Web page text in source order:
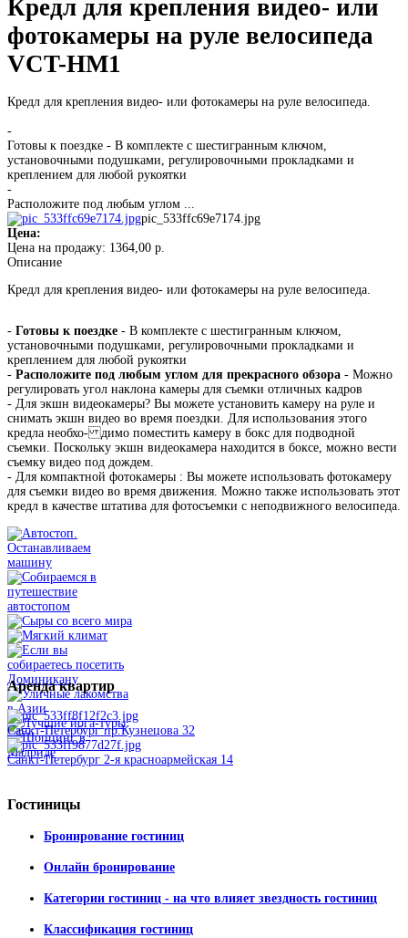
Кредл для крепления видео- или
фотокамеры на руле велосипеда
VCT-HM1
Кредл для крепления видео- или фотокамеры на руле велосипеда.
-
Готовы к поездке - В комплекте с шестигранным ключом,
установочными подушками, регулировочными прокладками и
креплением для любой рукоятки
-
Расположите под любым углом ...
pic_533ffc69e7174.jpg
Цена:
Цена на продажу: 1364,00 р.
Описание
Кредл для крепления видео- или фотокамеры на руле велосипеда.
- Готовы к поездке - В комплекте с шестигранным ключом,
установочными подушками, регулировочными прокладками и
креплением для любой рукоятки
- Расположите под любым углом для прекрасного обзора - Можно
регулировать угол наклона камеры для съемки отличных кадров
- Для экшн видеокамеры? Вы можете установить камеру на руле и
снимать экшн видео во время поездки. Для использования этого
кредла необхо- димо поместить камеру в бокс для подводной
съемки. Поскольку экшн видеокамера находится в боксе, можно вести
съемку видео под дождем.
- Для компактной фотокамеры : Вы можете использовать фотокамеру
для съемки видео во время движения. Можно также использовать этот
кредл в качестве штатива для фотосъемки с неподвижного велосипеда.
Арендаквартир
Санкт-Петербург пр.Кузнецова 32
Санкт-Петербург 2-я красноармейская 14
Гостиницы
Бронирование гостиниц
Онлайн бронирование
Категории гостиниц - на что влияет звездность гостиниц
Классификация гостиниц